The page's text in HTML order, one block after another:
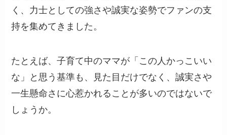
く、力士としての強さや誠実な姿勢でファンの支
持を集めてきました。
たとえば、子育て中のママが「この人かっこいい
な」と思う基準も、見た目だけでなく、誠実さや
一生懸命さに心惹かれることが多いのではないで
しょうか。